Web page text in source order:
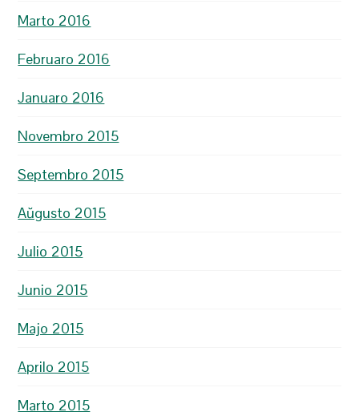
Marto 2016
Februaro 2016
Januaro 2016
Novembro 2015
Septembro 2015
Aŭgusto 2015
Julio 2015
Junio 2015
Majo 2015
Aprilo 2015
Marto 2015